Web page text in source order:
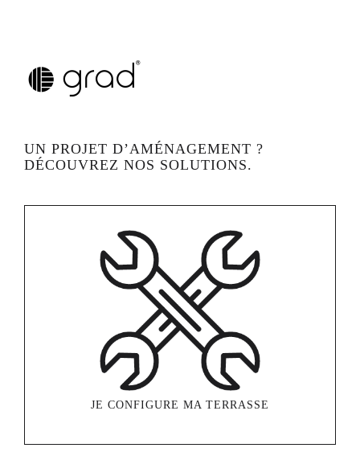
UN PROJET D’AMÉNAGEMENT ?
DÉCOUVREZ NOS SOLUTIONS.
JE CONFIGURE MA TERRASSE